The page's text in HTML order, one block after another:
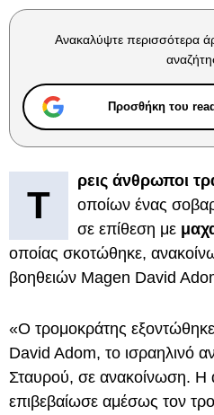
Ανακαλύψτε περισσότερα
Προσθήκη του
Τ
ρεις άνθρωποι
οποίων ένας
σε επίθεση με
οποίας σκοτώθηκε,
βοηθειών Magen David
«Ο τρομοκράτης
David Adom, το ισραηλινό
Σταυρού, σε ανακοίνωση. Η
επιβεβαίωσε αμέσως τον